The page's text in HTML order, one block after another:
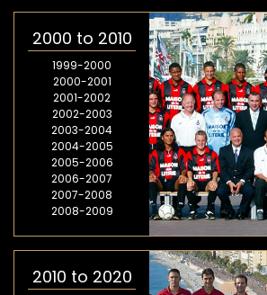
2000 to 2010
1999-2000
2000-2001
2001-2002
2002-2003
2003-2004
2004-2005
2005-2006
2006-2007
2007-2008
2008-2009
2010 to 2020